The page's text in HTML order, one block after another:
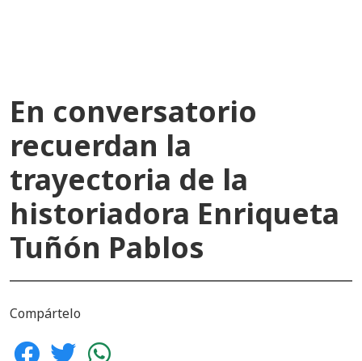
En conversatorio
recuerdan la
trayectoria de la
historiadora Enriqueta
Tuñón Pablos
Compártelo